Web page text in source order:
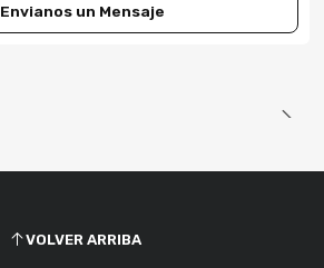
Envianos un Mensaje
VOLVER ARRIBA